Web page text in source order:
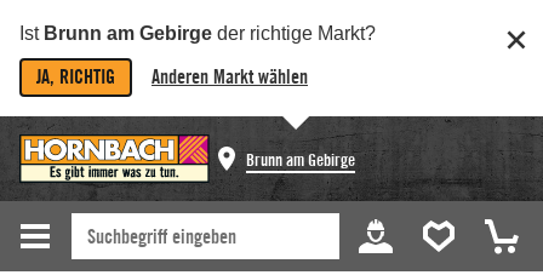
Ist Brunn am Gebirge der richtige Markt?
JA, RICHTIG Anderen Markt wählen
Brunn am Gebirge